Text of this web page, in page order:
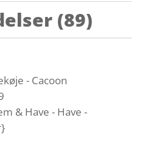
(89)
- Cacoon
& Have - Have -